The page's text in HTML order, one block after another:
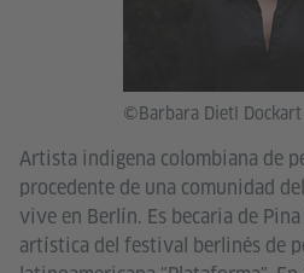
©Barbara Dietl Dockart
Artista indígena colombiana de
procedente de una comunidad
vive en Berlín. Es becaria de
artística del festival berlinés de